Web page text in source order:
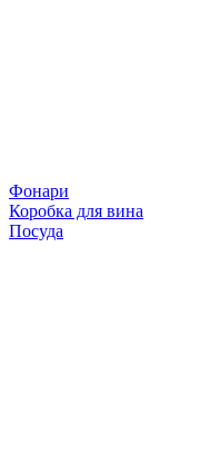
Фонари
Коробка для вина
Посуда